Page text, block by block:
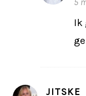
5
Ik
JITSKE